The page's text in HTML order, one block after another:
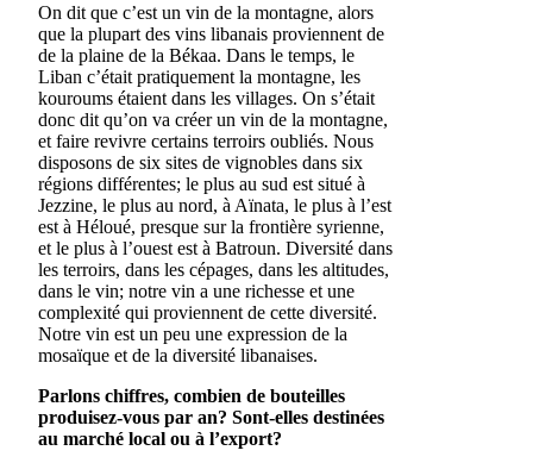
On dit que c’est un vin de la montagne, alors
que la plupart des vins libanais proviennent de
de la plaine de la Békaa. Dans le temps, le
Liban c’était pratiquement la montagne, les
kouroums étaient dans les villages. On s’était
donc dit qu’on va créer un vin de la montagne,
et faire revivre certains terroirs oubliés. Nous
disposons de six sites de vignobles dans six
régions différentes; le plus au sud est situé à
Jezzine, le plus au nord, à Aïnata, le plus à l’est
est à Héloué, presque sur la frontière syrienne,
et le plus à l’ouest est à Batroun. Diversité dans
les terroirs, dans les cépages, dans les altitudes,
dans le vin; notre vin a une richesse et une
complexité qui proviennent de cette diversité.
Notre vin est un peu une expression de la
mosaïque et de la diversité libanaises.
Parlons chiffres, combien de bouteilles
produisez-vous par an? Sont-elles destinées
au marché local ou à l’export?